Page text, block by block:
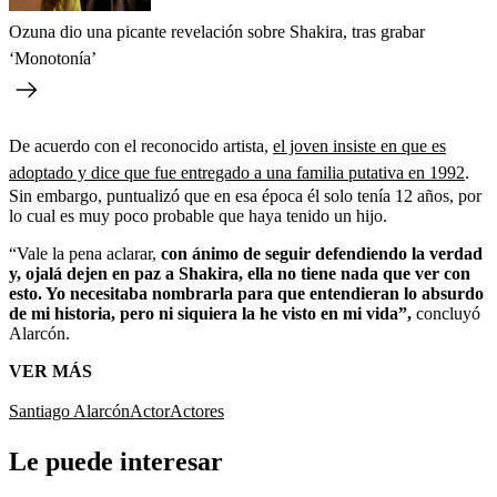
Ozuna dio una picante revelación sobre Shakira, tras grabar
‘Monotonía’
De acuerdo con el reconocido artista, el joven insiste en que es
adoptado y dice que fue entregado a una familia putativa en 1992.
Sin embargo, puntualizó que en esa época él solo tenía 12 años, por
lo cual es muy poco probable que haya tenido un hijo.
“Vale la pena aclarar, con ánimo de seguir defendiendo la verdad
y, ojalá dejen en paz a Shakira, ella no tiene nada que ver con
esto. Yo necesitaba nombrarla para que entendieran lo absurdo
de mi historia, pero ni siquiera la he visto en mi vida”, concluyó
Alarcón.
VER MÁS
Santiago AlarcónActorActores
Le puede interesar